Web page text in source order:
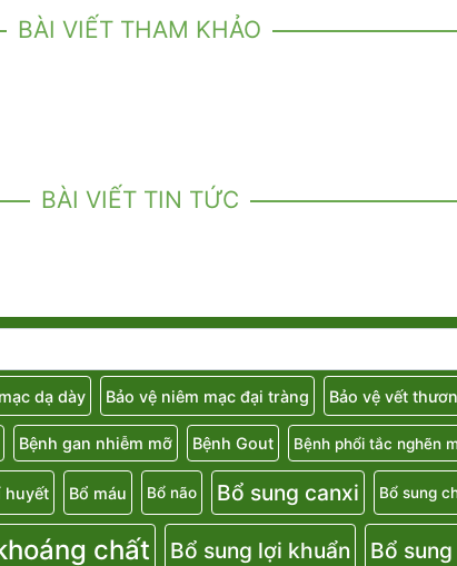
BÀI VIẾT THAM KHẢO
BÀI VIẾT TIN TỨC
dạ dày Bảo vệ niêm mạc đại tràng Bảo vệ vết
Bệnh gan nhiễm mỡ Bệnh Gout Bệnh phổi tắc nghẽn
huyết Bổ máu Bổ não Bổ sung canxi Bổ sung
chất Bổ sung lợi khuẩn Bổ